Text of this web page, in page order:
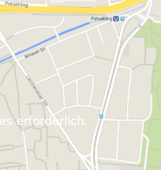
erforderlich.